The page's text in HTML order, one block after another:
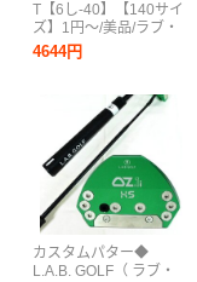
T【6し-40】【140サイ
ズ】1円～/美品/ラブ・
ゴルフ/OZ.1 スタビリテ
ィツアー2 ファイヤ プ
4644円
カスタムパター◆
L.A.B. GOLF（ ラブ・